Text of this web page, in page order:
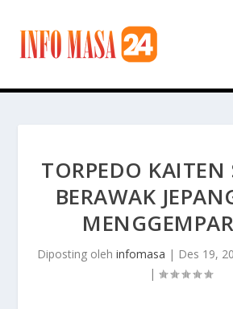
TORPEDO KAITEN
BERAWAK
Diposting oleh infomasa | Des 19,
|